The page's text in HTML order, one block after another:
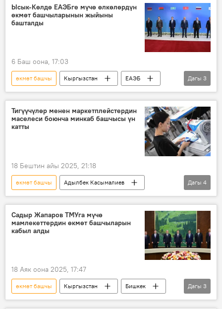
термоөзөктүк бомба
мэр
Ысык-Көлдө ЕАЭБге мүчө өлкөлөрдүн
өкмөт башчыларынын жыйыны
башталды
6 Баш оона, 17:03
өкмөт башчы Кыргызстан
ЕАЭБ
Евразия
өкмөт жыйын
Дагы 3
Тигүүчүлөр менен маркетплейстердин
маселеси боюнча минкаб башчысы үн
катты
18 Бештин айы 2025, 21:18
өкмөт башчы
Адылбек Касымалиев
Министрлер кабинети
Россия
салык
Дагы 4
Садыр Жапаров ТМУга мүчө
мамлекеттердин өкмөт башчыларын
кабыл алды
18 Аяк оона 2025, 17:47
өкмөт башчы Кыргызстан
Бишкек
Түрк мамлекеттер уюму
Экономика
Дагы 3